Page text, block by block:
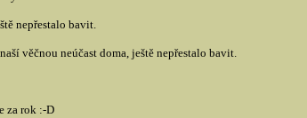
nepřestalo bavit.
věčnou neúčast doma, ještě nepřestalo bavit.
za rok :-D